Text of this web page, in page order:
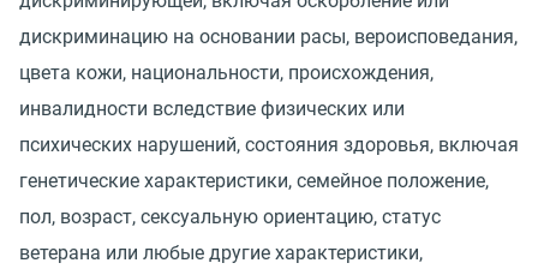
дискриминацию на основании расы, вероисповедания,
цвета кожи, национальности, происхождения,
инвалидности вследствие физических или
психических нарушений, состояния здоровья, включая
генетические характеристики, семейное положение,
пол, возраст, сексуальную ориентацию, статус
ветерана или любые другие характеристики,